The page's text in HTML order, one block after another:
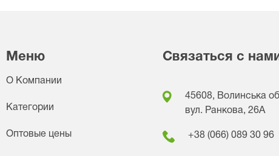
Меню
О Компании
Категории
Оптовые цены
Связаться с
45608, Волинська
вул. Ранкова, 26A
+38 (066) 089 30 96